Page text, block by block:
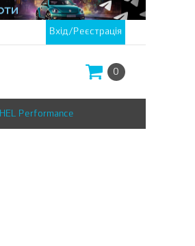
Вхід/Реєстрація
0
HEL Performance